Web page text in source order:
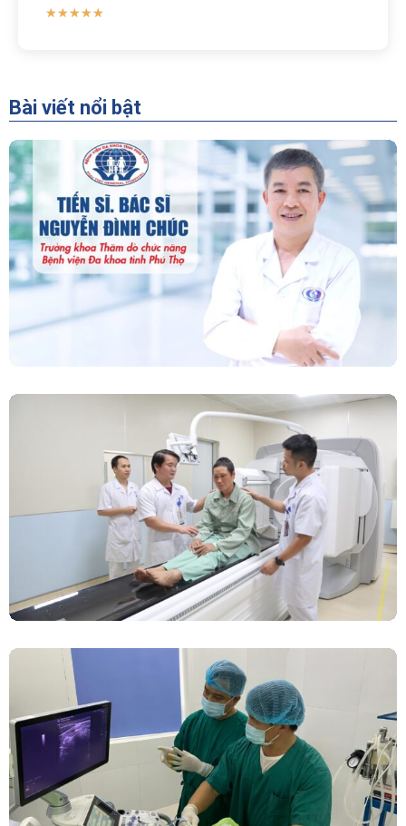
★★★★★
Bài viết nổi bật
“Người Dẫn Đường” Của Khoa Thăm Dò Chức
Năng – Bệnh Viện Đa Khoa Tỉnh Phú Thọ
Chính Thức Vận Hành Máy Xạ Hình Thế Hệ
Mới Spect/CT Trong Chẩn Đoán Và Điều Trị
Ung Thư Tại Bệnh Viện Đa Khoa Tỉnh Phú Thọ
Đốt Sóng Cao Tần Dưới Siêu Âm, Điều Trị U
Lành Tuyến Giáp Không Cần Phẫu Thuật